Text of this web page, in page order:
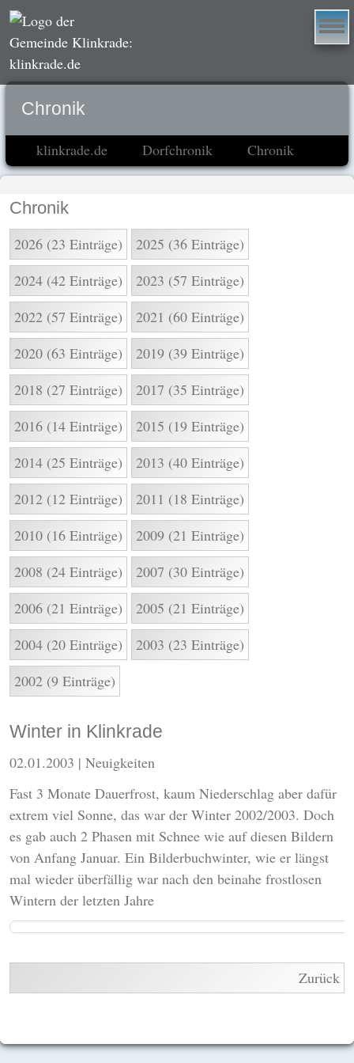
Chronik
klinkrade.de Dorfchronik Chronik
Chronik
2026 (23 Einträge)
2025 (36 Einträge)
2024 (42 Einträge)
2023 (57 Einträge)
2022 (57 Einträge)
2021 (60 Einträge)
2020 (63 Einträge)
2019 (39 Einträge)
2018 (27 Einträge)
2017 (35 Einträge)
2016 (14 Einträge)
2015 (19 Einträge)
2014 (25 Einträge)
2013 (40 Einträge)
2012 (12 Einträge)
2011 (18 Einträge)
2010 (16 Einträge)
2009 (21 Einträge)
2008 (24 Einträge)
2007 (30 Einträge)
2006 (21 Einträge)
2005 (21 Einträge)
2004 (20 Einträge)
2003 (23 Einträge)
2002 (9 Einträge)
Winter in Klinkrade
02.01.2003 | Neuigkeiten
Fast 3 Monate Dauerfrost, kaum Niederschlag aber dafür
extrem viel Sonne, das war der Winter 2002/2003. Doch
es gab auch 2 Phasen mit Schnee wie auf diesen Bildern
von Anfang Januar. Ein Bilderbuchwinter, wie er längst
mal wieder überfällig war nach den beinahe frostlosen
Wintern der letzten Jahre
Zurück